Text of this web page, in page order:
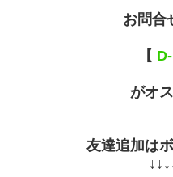
お問合
【
がオ
友達追加は